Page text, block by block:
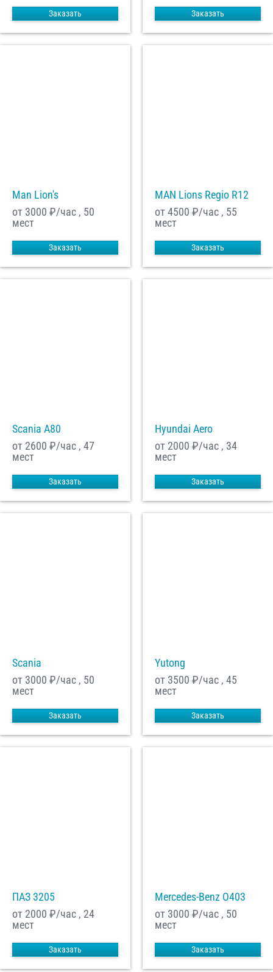
Заказать Заказать
Man Lion's
от 3000 ₽/час , 50
мест
Заказать
MAN Lions Regio R12
от 4500 ₽/час , 55
мест
Заказать
Scania A80
от 2600 ₽/час , 47
мест
Заказать
Hyundai Aero
от 2000 ₽/час , 34
мест
Заказать
Scania
от 3000 ₽/час , 50
мест
Заказать
Yutong
от 3500 ₽/час , 45
мест
Заказать
ПАЗ 3205
от 2000 ₽/час , 24
мест
Заказать
Mercedes-Benz О403
от 3000 ₽/час , 50
мест
Заказать